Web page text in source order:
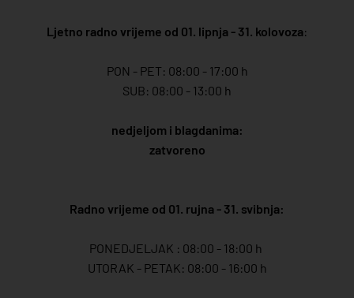
Ljetno radno vrijeme od 01. lipnja - 31. kolovoza:
PON - PET: 08:00 - 17:00 h
SUB: 08:00 - 13:00 h
nedjeljom i blagdanima:
zatvoreno
Radno vrijeme od 01. rujna - 31. svibnja:
PONEDJELJAK : 08:00 - 18:00 h
UTORAK - PETAK: 08:00 - 16:00 h